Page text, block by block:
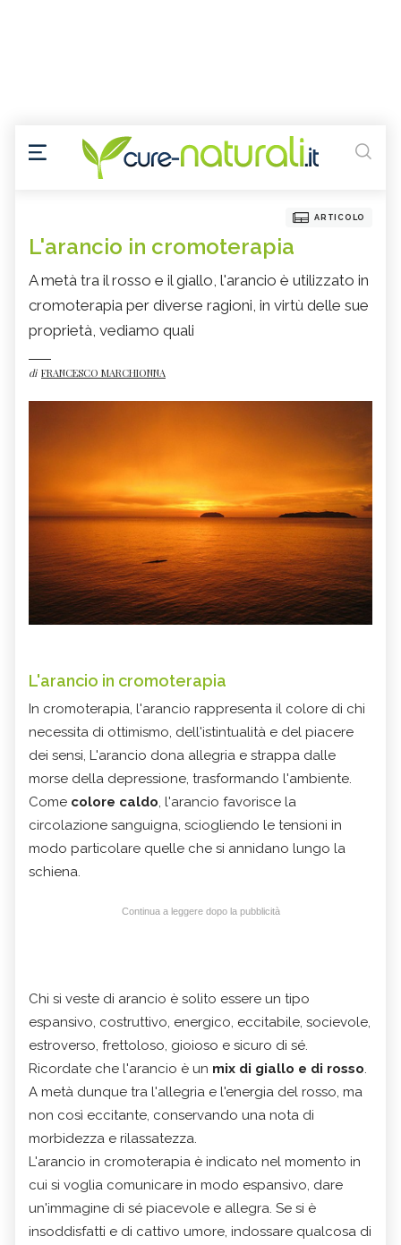
ARTICOLO
L'arancio in cromoterapia
A metà tra il rosso e il giallo, l'arancio è utilizzato in
cromoterapia per diverse ragioni, in virtù delle sue
proprietà, vediamo quali
di FRANCESCO MARCHIONNA
L'arancio in cromoterapia
In cromoterapia, l'arancio rappresenta il colore di chi
necessita di ottimismo, dell'istintualità e del piacere
dei sensi, L'arancio dona allegria e strappa dalle
morse della depressione, trasformando l'ambiente.
Come colore caldo, l'arancio favorisce la
circolazione sanguigna, sciogliendo le tensioni in
modo particolare quelle che si annidano lungo la
schiena.
Continua a leggere dopo la pubblicità
Chi si veste di arancio è solito essere un tipo
espansivo, costruttivo, energico, eccitabile, socievole,
estroverso, frettoloso, gioioso e sicuro di sé.
Ricordate che l'arancio è un mix di giallo e di rosso.
A metà dunque tra l'allegria e l'energia del rosso, ma
non così eccitante, conservando una nota di
morbidezza e rilassatezza.
L'arancio in cromoterapia è indicato nel momento in
cui si voglia comunicare in modo espansivo, dare
un'immagine di sé piacevole e allegra. Se si è
insoddisfatti e di cattivo umore, indossare qualcosa di